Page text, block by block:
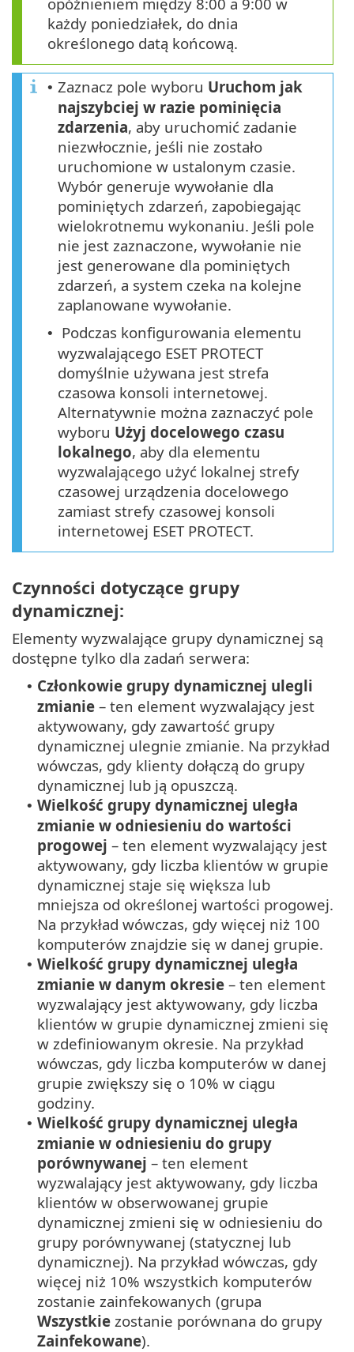
każdy poniedziałek, do dnia
określonego datą końcową.
• Zaznacz pole wyboru Uruchom jak
najszybciej w razie pominięcia
zdarzenia, aby uruchomić zadanie
niezwłocznie, jeśli nie zostało
uruchomione w ustalonym czasie.
Wybór generuje wywołanie dla
pominiętych zdarzeń, zapobiegając
wielokrotnemu wykonaniu. Jeśli pole
nie jest zaznaczone, wywołanie nie
jest generowane dla pominiętych
zdarzeń, a system czeka na kolejne
zaplanowane wywołanie.
•
Podczas konfigurowania elementu
wyzwalającego ESET PROTECT
domyślnie używana jest strefa
czasowa konsoli internetowej.
Alternatywnie można zaznaczyć pole
wyboru Użyj docelowego czasu
lokalnego, aby dla elementu
wyzwalającego użyć lokalnej strefy
czasowej urządzenia docelowego
zamiast strefy czasowej konsoli
internetowej ESET PROTECT.
Czynności dotyczące grupy
dynamicznej:
Elementy wyzwalające grupy dynamicznej są
dostępne tylko dla zadań serwera:
• Członkowie grupy dynamicznej ulegli
zmianie – ten element wyzwalający jest
aktywowany, gdy zawartość grupy
dynamicznej ulegnie zmianie. Na przykład
wówczas, gdy klienty dołączą do grupy
dynamicznej lub ją opuszczą.
• Wielkość grupy dynamicznej uległa
zmianie w odniesieniu do wartości
progowej – ten element wyzwalający jest
aktywowany, gdy liczba klientów w grupie
dynamicznej staje się większa lub
mniejsza od określonej wartości progowej.
Na przykład wówczas, gdy więcej niż 100
komputerów znajdzie się w danej grupie.
• Wielkość grupy dynamicznej uległa
zmianie w danym okresie – ten element
wyzwalający jest aktywowany, gdy liczba
klientów w grupie dynamicznej zmieni się
w zdefiniowanym okresie. Na przykład
wówczas, gdy liczba komputerów w danej
grupie zwiększy się o 10% w ciągu
godziny.
• Wielkość grupy dynamicznej uległa
zmianie w odniesieniu do grupy
porównywanej – ten element
wyzwalający jest aktywowany, gdy liczba
klientów w obserwowanej grupie
dynamicznej zmieni się w odniesieniu do
grupy porównywanej (statycznej lub
dynamicznej). Na przykład wówczas, gdy
więcej niż 10% wszystkich komputerów
zostanie zainfekowanych (grupa
Wszystkie zostanie porównana do grupy
Zainfekowane).